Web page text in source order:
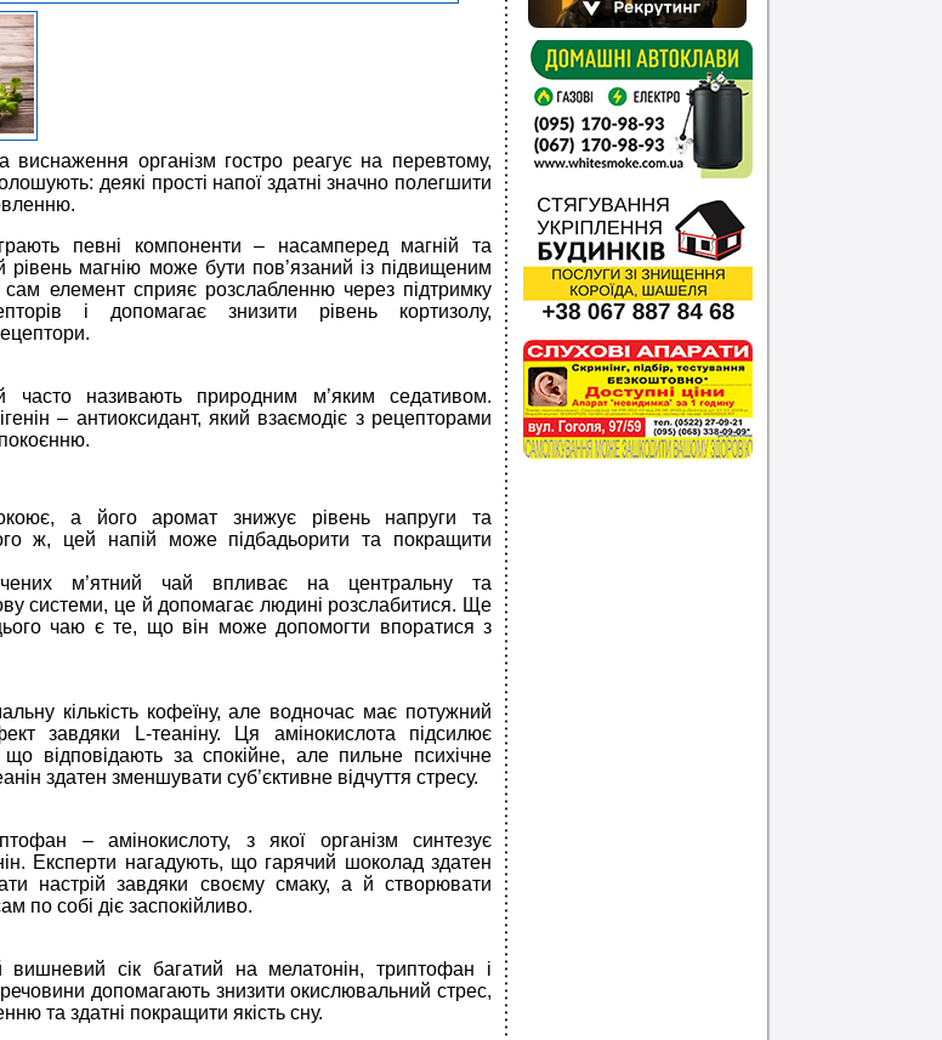
виснаження організм гостро реагує на перевтому,
деякі прості напої здатні значно полегшити
певні компоненти – насамперед магній та
рівень магнію може бути пов’язаний із підвищеним
сам елемент сприяє розслабленню через підтримку
і допомагає знизити рівень кортизолу,
часто називають природним м’яким седативом.
– антиоксидант, який взаємодіє з рецепторами
а його аромат знижує рівень напруги та
ж, цей напій може підбадьорити та покращити
м’ятний чай впливає на центральну та
системи, це й допомагає людині розслабитися. Ще
чаю є те, щовін може допомогти впоратися з
кількість кофеїну, але водночас має потужний
завдяки L-теаніну. Ця амінокислота підсилює
відповідають за спокійне, але пильне психічне
здатен зменшувати суб’єктивне відчуття стресу.
– амінокислоту, з якої організм синтезує
Експерти нагадують, що гарячий шоколад здатен
настрій завдяки своєму смаку, а й створювати
по собі діє заспокійливо.
сік багатий на мелатонін, триптофан і
допомагають знизити окислювальний стрес,
та здатні покращити якість сну.